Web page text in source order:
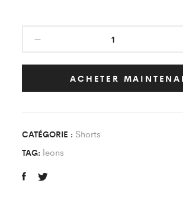
Blanc/Noir
quantityACHETER
CATÉGORIE : Shorts
TAG: leons